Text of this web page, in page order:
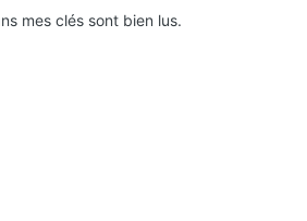
mes clés sont bien lus.